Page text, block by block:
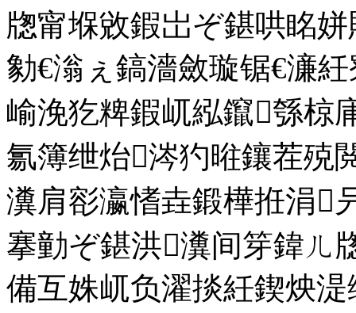
牎甯堢敓鍜岀ぞ鍖哄眳
勨€滃ぇ鎬濇斂璇锯€濓
崳浼犵粺鍜屼紭鑹綔椋
氱簿绁炲涔犳暀鑲茬殑
瀵肩彮瀛愭垚鍛樺拰涓
搴勭ぞ鍖洪瀵间笌鍏ㄦ
備互姝屼负濯掞紝鍥炴